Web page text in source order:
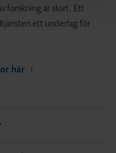
forskning är stort. Ett
ett underlag för
här